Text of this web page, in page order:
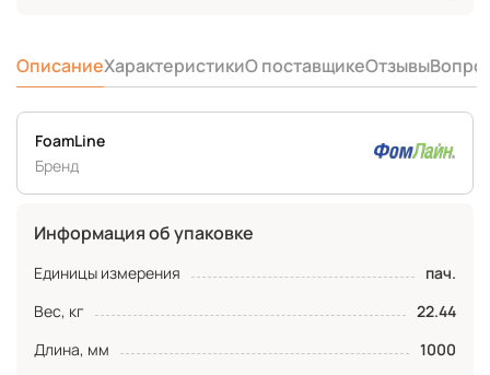
ОписаниеХарактеристикиО поставщикеОтзывы
FoamLine
Бренд
Информация об упаковке
Единицы измерения
пач.
Вес, кг
22.44
Длина, мм
1000